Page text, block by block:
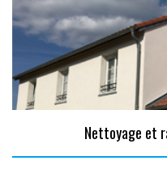
Nettoyage et